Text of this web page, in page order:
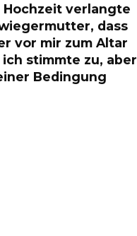
Hochzeit verlangte
dass
vor mir zum Altar
stimmte zu, aber
Bedingung